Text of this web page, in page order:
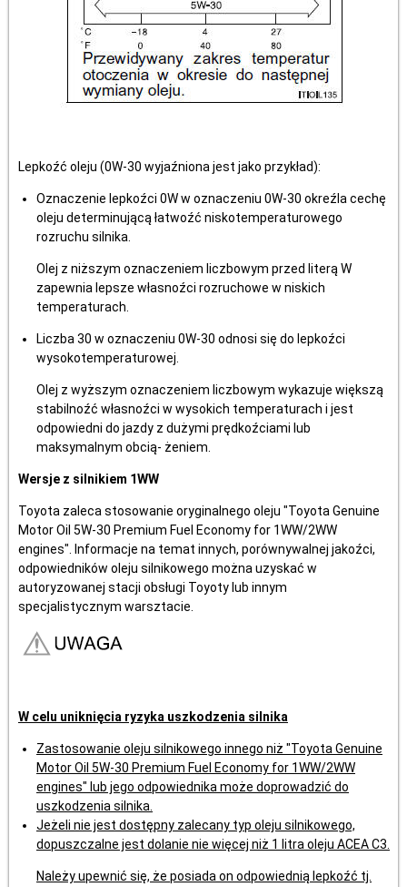
Lepkoźć oleju (0W-30 wyjaźniona jest jako przykład):
Oznaczenie lepkoźci 0W w oznaczeniu 0W-30 okreźla cechę
oleju determinującą łatwoźć niskotemperaturowego
rozruchu silnika.
Olej z niższym oznaczeniem liczbowym przed literą W
zapewnia lepsze własnoźci rozruchowe w niskich
temperaturach.
Liczba 30 w oznaczeniu 0W-30 odnosi się do lepkoźci
wysokotemperaturowej.
Olej z wyższym oznaczeniem liczbowym wykazuje większą
stabilnoźć własnoźci w wysokich temperaturach i jest
odpowiedni do jazdy z dużymi prędkoźciami lub
maksymalnym obcią- żeniem.
Wersje z silnikiem 1WW
Toyota zaleca stosowanie oryginalnego oleju "Toyota Genuine
Motor Oil 5W-30 Premium Fuel Economy for 1WW/2WW
engines". Informacje na temat innych, porównywalnej jakoźci,
odpowiedników oleju silnikowego można uzyskać w
autoryzowanej stacji obsługi Toyoty lub innym
specjalistycznym warsztacie.
W celu uniknięcia ryzyka uszkodzenia silnika
Zastosowanie oleju silnikowego innego niż "Toyota Genuine
Motor Oil 5W-30 Premium Fuel Economy for 1WW/2WW
engines" lub jego odpowiednika może doprowadzić do
uszkodzenia silnika.
Jeżeli nie jest dostępny zalecany typ oleju silnikowego,
dopuszczalne jest dolanie nie więcej niż 1 litra oleju ACEA C3.
Należy upewnić się, że posiada on odpowiednią lepkoźć tj.